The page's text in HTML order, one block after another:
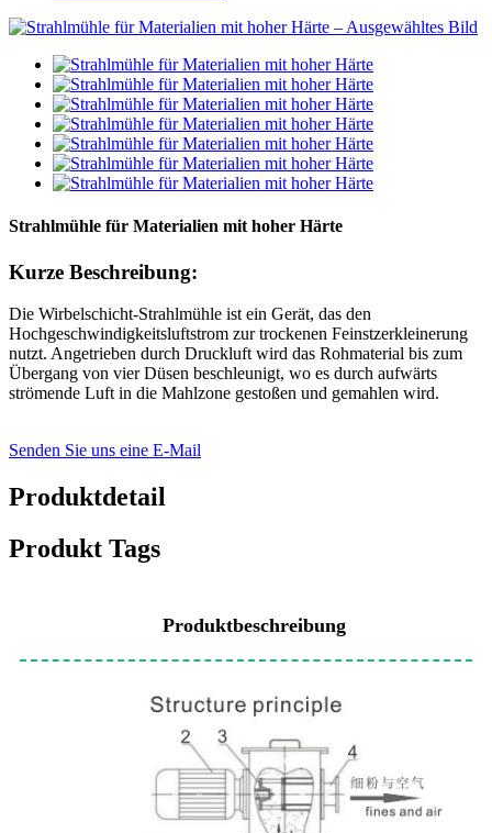
Strahlmühle für Materialien mit hoher Härte
Kurze Beschreibung:
Die Wirbelschicht-Strahlmühle ist ein Gerät, das den
Hochgeschwindigkeitsluftstrom zur trockenen Feinstzerkleinerung
nutzt. Angetrieben durch Druckluft wird das Rohmaterial bis zum
Übergang von vier Düsen beschleunigt, wo es durch aufwärts
strömende Luft in die Mahlzone gestoßen und gemahlen wird.
Senden Sie uns eine E-Mail
Produktdetail
Produkt Tags
Produktbeschreibung